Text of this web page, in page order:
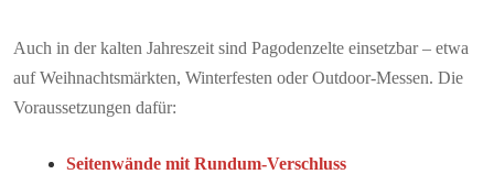
Auch in der kalten Jahreszeit sind Pagodenzelte einsetzbar – etwa
auf Weihnachtsmärkten, Winterfesten oder Outdoor-Messen. Die
Voraussetzungen dafür:
Seitenwände mit Rundum-Verschluss